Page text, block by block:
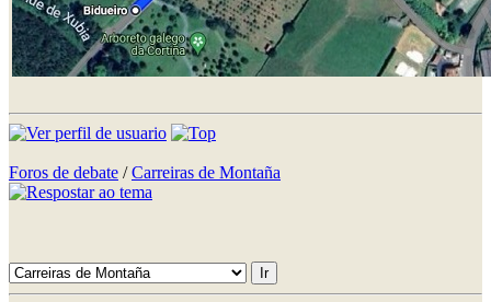
Foros de debate /Carreiras de Montaña